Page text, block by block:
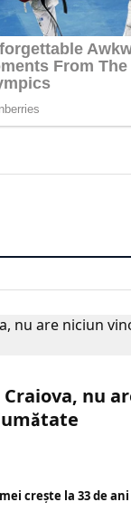
nu
crește la 33 de